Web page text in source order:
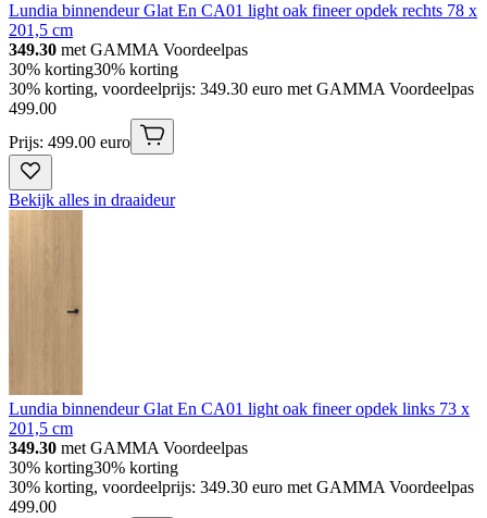
Lundia binnendeur Glat En CA01 light oak fineer opdek rechts 78 x
201,5 cm
349.30 met GAMMA Voordeelpas
30% korting30% korting
30% korting, voordeelprijs: 349.30 euro met GAMMA Voordeelpas
499.00
Prijs: 499.00 euro
Bekijk alles in draaideur
Lundia binnendeur Glat En CA01 light oak fineer opdek links 73 x
201,5 cm
349.30 met GAMMA Voordeelpas
30% korting30% korting
30% korting, voordeelprijs: 349.30 euro met GAMMA Voordeelpas
499.00